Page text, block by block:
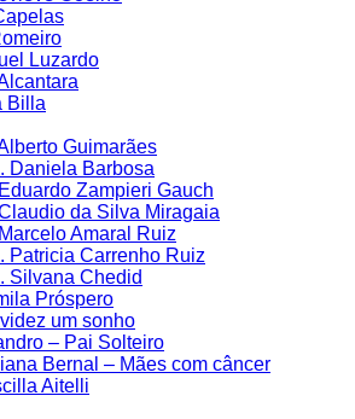
Luzardo
Billa
Guimarães
Daniela Barbosa
Zampieri Gauch
da Silva Miragaia
Amaral Ruiz
Patricia Carrenho Ruiz
Silvana Chedid
Próspero
um sonho
– Pai Solteiro
Bernal – Mães com câncer
Aitelli